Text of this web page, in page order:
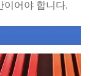
이어야 합니다.